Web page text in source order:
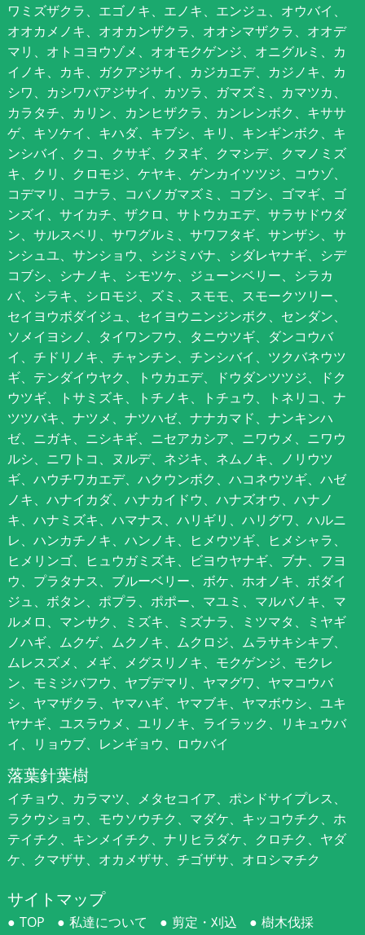
ワミズザクラ、エゴノキ、エノキ、エンジュ、オウバイ、
オオカメノキ、オオカンザクラ、オオシマザクラ、オオデ
マリ、オトコヨウゾメ、オオモクゲンジ、オニグルミ、カ
イノキ、カキ、ガクアジサイ、カジカエデ、カジノキ、カ
シワ、カシワバアジサイ、カツラ、ガマズミ、カマツカ、
カラタチ、カリン、カンヒザクラ、カンレンボク、キササ
ゲ、キソケイ、キハダ、キブシ、キリ、キンギンボク、キ
ンシバイ、クコ、クサギ、クヌギ、クマシデ、クマノミズ
キ、クリ、クロモジ、ケヤキ、ゲンカイツツジ、コウゾ、
コデマリ、コナラ、コバノガマズミ、コブシ、ゴマギ、ゴ
ンズイ、サイカチ、ザクロ、サトウカエデ、サラサドウダ
ン、サルスベリ、サワグルミ、サワフタギ、サンザシ、サ
ンシュユ、サンショウ、シジミバナ、シダレヤナギ、シデ
コブシ、シナノキ、シモツケ、ジューンベリー、シラカ
バ、シラキ、シロモジ、ズミ、スモモ、スモークツリー、
セイヨウボダイジュ、セイヨウニンジンボク、センダン、
ソメイヨシノ、タイワンフウ、タニウツギ、ダンコウバ
イ、チドリノキ、チャンチン、チンシバイ、ツクバネウツ
ギ、テンダイウヤク、トウカエデ、ドウダンツツジ、ドク
ウツギ、トサミズキ、トチノキ、トチュウ、トネリコ、ナ
ツツバキ、ナツメ、ナツハゼ、ナナカマド、ナンキンハ
ゼ、ニガキ、ニシキギ、ニセアカシア、ニワウメ、ニワウ
ルシ、ニワトコ、ヌルデ、ネジキ、ネムノキ、ノリウツ
ギ、ハウチワカエデ、ハクウンボク、ハコネウツギ、ハゼ
ノキ、ハナイカダ、ハナカイドウ、ハナズオウ、ハナノ
キ、ハナミズキ、ハマナス、ハリギリ、ハリグワ、ハルニ
レ、ハンカチノキ、ハンノキ、ヒメウツギ、ヒメシャラ、
ヒメリンゴ、ヒュウガミズキ、ビヨウヤナギ、ブナ、フヨ
ウ、プラタナス、ブルーベリー、ボケ、ホオノキ、ボダイ
ジュ、ボタン、ポプラ、ポポー、マユミ、マルバノキ、マ
ルメロ、マンサク、ミズキ、ミズナラ、ミツマタ、ミヤギ
ノハギ、ムクゲ、ムクノキ、ムクロジ、ムラサキシキブ、
ムレスズメ、メギ、メグスリノキ、モクゲンジ、モクレ
ン、モミジバフウ、ヤブデマリ、ヤマグワ、ヤマコウバ
シ、ヤマザクラ、ヤマハギ、ヤマブキ、ヤマボウシ、ユキ
ヤナギ、ユスラウメ、ユリノキ、ライラック、リキュウバ
イ、リョウブ、レンギョウ、ロウバイ
落葉針葉樹
イチョウ、カラマツ、メタセコイア、ポンドサイプレス、
ラクウショウ、モウソウチク、マダケ、キッコウチク、ホ
テイチク、キンメイチク、ナリヒラダケ、クロチク、ヤダ
ケ、クマザサ、オカメザサ、チゴザサ、オロシマチク
サイトマップ
TOP 私達について 剪定・刈込
樹木伐採